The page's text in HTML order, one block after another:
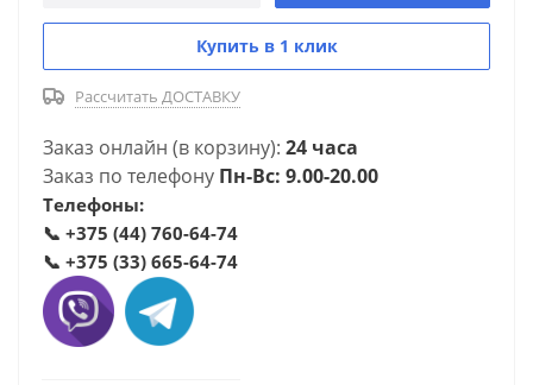
Купить в 1 клик
Рассчитать ДОСТАВКУ
Заказ онлайн (в корзину): 24 часа
Заказ по телефону Пн-Вс: 9.00-20.00
Телефоны:
📞 +375 (44) 760-64-74
📞 +375 (33) 665-64-74